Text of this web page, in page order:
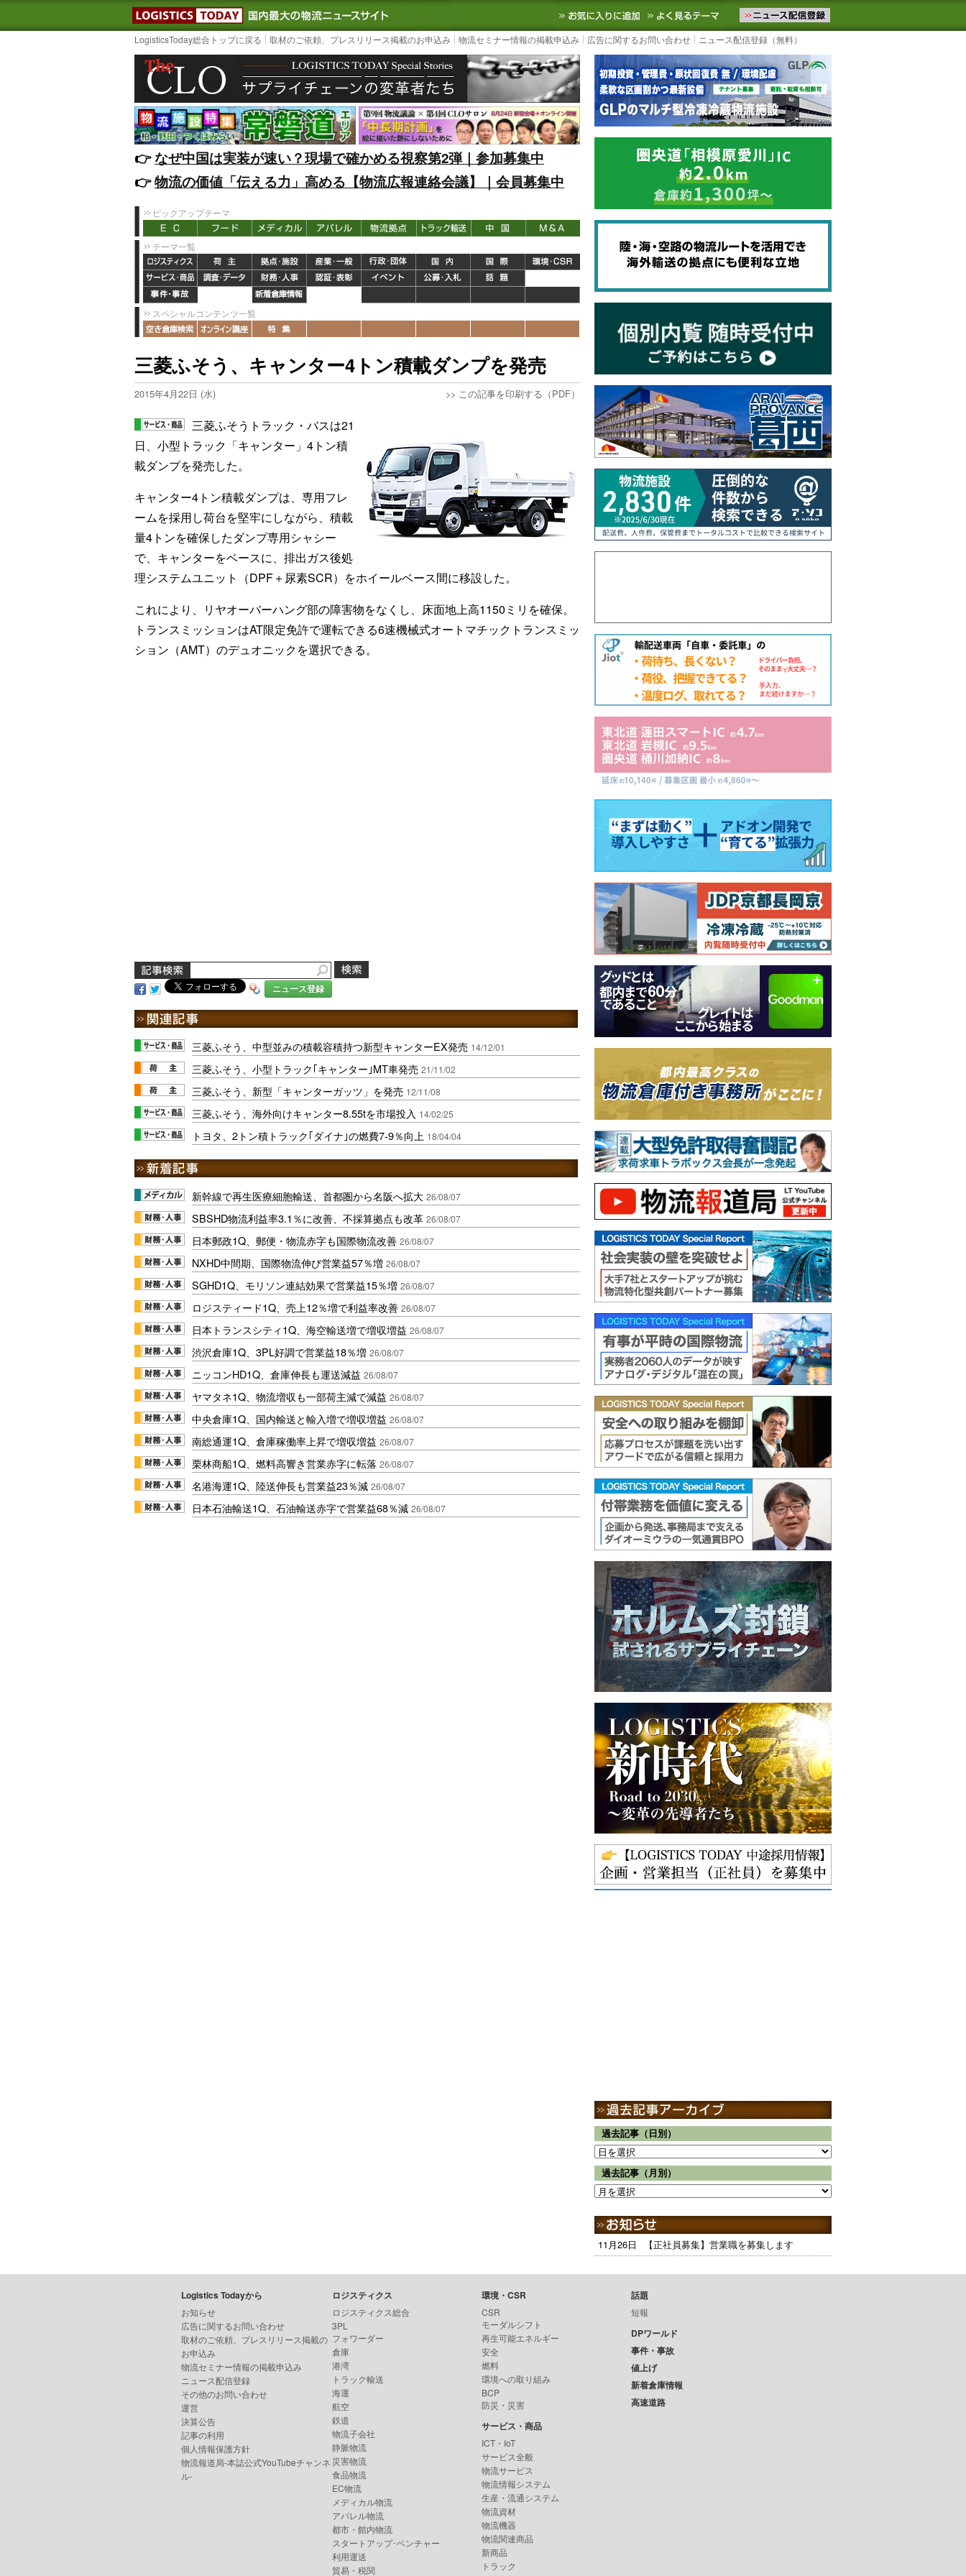
LOGISTICS TODAY｜国内最大の物流ニュースサイト3PL, SCMなど国内外の最新の物流ニュースをお届けします。物流ニュースメール配信を登録す
お気に入りに追加 よく見るテーマ
LogisticsToday総合トップに戻る 取材のご依頼、プレスリリース掲載のお申込み 物流セミナー情報の掲載申込み 広告に関するお問い合わせ ニュース配信登録（無料）
👉️なぜ中国は実装が速い？現場で確かめる視察第2弾｜参加募集中
👉️物流の価値「伝える力」高める【物流広報連絡会議】｜会員募集中
ピックアップテーマ
テーマ一覧
スペシャルコンテンツ一覧
三菱ふそう、キャンター4トン積載ダンプを発売
2015年4月22日 (水) >> この記事を印刷する（PDF）
三菱ふそうトラック・バスは21
日、小型トラック「キャンター」4トン積
載ダンプを発売した。
キャンター4トン積載ダンプは、専用フレ
ームを採用し荷台を堅牢にしながら、積載
量4トンを確保したダンプ専用シャシー
で、キャンターをベースに、排出ガス後処
理システムユニット（DPF＋尿素SCR）をホイールベース間に移設した。
これにより、リヤオーバーハング部の障害物をなくし、床面地上高1150ミリを確保。
トランスミッションはAT限定免許で運転できる6速機械式オートマチックトランスミッ
ション（AMT）のデュオニックを選択できる。
ニュース登録
三菱ふそう、中型並みの積載容積持つ新型キャンターEX発売 14/12/01
三菱ふそう、小型トラック｢キャンター｣MT車発売 21/11/02
三菱ふそう、新型「キャンターガッツ」を発売 12/11/08
三菱ふそう、海外向けキャンター8.55tを市場投入 14/02/25
トヨタ、2トン積トラック｢ダイナ｣の燃費7-9％向上 18/04/04
新幹線で再生医療細胞輸送、首都圏から名阪へ拡大 26/08/07
SBSHD物流利益率3.1％に改善、不採算拠点も改革 26/08/07
日本郵政1Q、郵便・物流赤字も国際物流改善 26/08/07
NXHD中間期、国際物流伸び営業益57％増 26/08/07
SGHD1Q、モリソン連結効果で営業益15％増 26/08/07
ロジスティード1Q、売上12％増で利益率改善 26/08/07
日本トランスシティ1Q、海空輸送増で増収増益 26/08/07
渋沢倉庫1Q、3PL好調で営業益18％増 26/08/07
ニッコンHD1Q、倉庫伸長も運送減益 26/08/07
ヤマタネ1Q、物流増収も一部荷主減で減益 26/08/07
中央倉庫1Q、国内輸送と輸入増で増収増益 26/08/07
南総通運1Q、倉庫稼働率上昇で増収増益 26/08/07
栗林商船1Q、燃料高響き営業赤字に転落 26/08/07
名港海運1Q、陸送伸長も営業益23％減 26/08/07
日本石油輸送1Q、石油輸送赤字で営業益68％減 26/08/07
過去記事（日別）
過去記事（月別）
11月26日 【正社員募集】営業職を募集します
Logistics Todayから
お知らせ
広告に関するお問い合わせ
取材のご依頼、プレスリリース掲載の
お申込み
物流セミナー情報の掲載申込み
ニュース配信登録
その他のお問い合わせ
運営
決算公告
記事の利用
個人情報保護方針
物流報道局-本誌公式YouTubeチャンネ
ル-
ロジスティクス
ロジスティクス総合
3PL
フォワーダー
倉庫
港湾
トラック輸送
海運
航空
鉄道
物流子会社
静脈物流
災害物流
食品物流
EC物流
メディカル物流
アパレル物流
都市・館内物流
スタートアップ･ベンチャー
利用運送
貿易・税関
環境・CSR
CSR
モーダルシフト
再生可能エネルギー
安全
燃料
環境への取り組み
BCP
防災・災害
サービス・商品
ICT・IoT
サービス全般
物流サービス
物流情報システム
生産・流通システム
物流資材
物流機器
物流関連商品
新商品
トラック
話題
短報
DPワールド
事件・事故
値上げ
新着倉庫情報
高速道路